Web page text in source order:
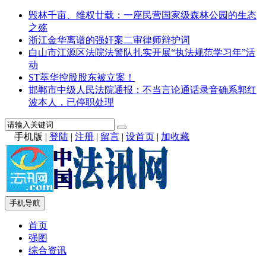
毁林千亩、维权廿载：一座民营国家级森林公园的生态
之殇
浙江金华离谱的强奸案二审律师辩护词
白山市江源区法院法警队扎实开展“执法规范学习年”活
动
ST萃华控股股东被立案！
邯郸市中级人民法院通报：不当言论通话录音确系郭红
波本人，已停职处理
手机版 | 登陆 | 注册 | 留言 | 设首页 | 加收藏
手机导航
首页
强图
综合资讯